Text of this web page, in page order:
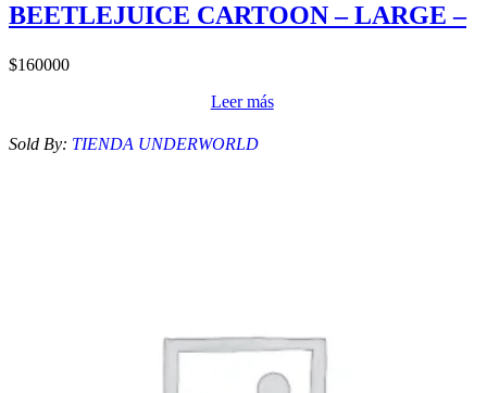
BEETLEJUICE CARTOON – LARGE –
$160000
Leer más
Sold By: TIENDA UNDERWORLD